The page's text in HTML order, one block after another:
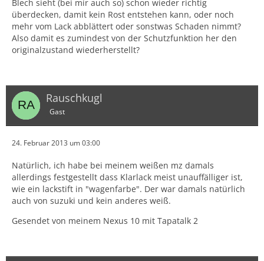
Blech sieht (bei mir auch so) schon wieder richtig
überdecken, damit kein Rost entstehen kann, oder noch
mehr vom Lack abblättert oder sonstwas Schaden nimmt?
Also damit es zumindest von der Schutzfunktion her den
originalzustand wiederherstellt?
Rauschkugl
Gast
24. Februar 2013 um 03:00
Natürlich, ich habe bei meinem weißen mz damals
allerdings festgestellt dass Klarlack meist unauffälliger ist,
wie ein lackstift in "wagenfarbe". Der war damals natürlich
auch von suzuki und kein anderes weiß.
Gesendet von meinem Nexus 10 mit Tapatalk 2